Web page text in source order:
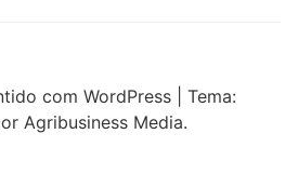
com WordPress
Tema:
Agribusiness Media.